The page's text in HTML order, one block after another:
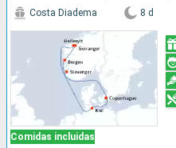
Comidas incluidas
Costa Diadema 8 d